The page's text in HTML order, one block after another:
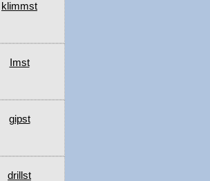
klimmst
Imst
gipst
drillst